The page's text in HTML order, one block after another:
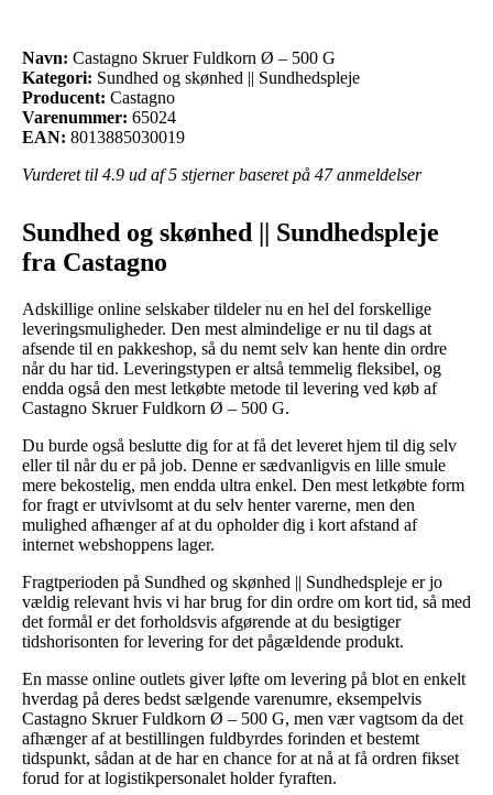
Navn: Castagno Skruer Fuldkorn Ø – 500 G
Kategori: Sundhed og skønhed || Sundhedspleje
Producent: Castagno
Varenummer: 65024
EAN: 8013885030019
Vurderet til 4.9 ud af 5 stjerner baseret på 47anmeldelser
Sundhed og skønhed || Sundhedspleje
fra Castagno
Adskillige online selskaber tildeler nu en hel del forskellige
leveringsmuligheder. Den mest almindelige er nu til dags at
afsende til en pakkeshop, så du nemt selv kan hente din ordre
når du har tid. Leveringstypen er altså temmelig fleksibel, og
endda også den mest letkøbte metode til levering ved køb af
Castagno Skruer Fuldkorn Ø – 500 G.
Du burde også beslutte dig for at få det leveret hjem til dig selv
eller til når du er på job. Denne er sædvanligvis en lille smule
mere bekostelig, men endda ultra enkel. Den mest letkøbte form
for fragt er utvivlsomt at du selv henter varerne, men den
mulighed afhænger af at du opholder dig i kort afstand af
internet webshoppens lager.
Fragtperioden på Sundhed og skønhed || Sundhedspleje er jo
vældig relevant hvis vi har brug for din ordre om kort tid, så med
det formål er det forholdsvis afgørende at du besigtiger
tidshorisonten for levering for det pågældende produkt.
En masse online outlets giver løfte om levering på blot en enkelt
hverdag på deres bedst sælgende varenumre, eksempelvis
Castagno Skruer Fuldkorn Ø – 500 G, men vær vagtsom da det
afhænger af at bestillingen fuldbyrdes forinden et bestemt
tidspunkt, sådan at de har en chance for at nå at få ordren fikset
forud for at logistikpersonalet holder fyraften.